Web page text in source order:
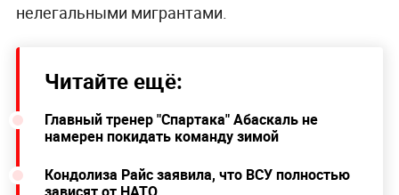
нелегальными мигрантами.
Читайте ещё:
Главный тренер "Спартака" Абаскаль не
намерен покидать команду зимой
Кондолиза Райс заявила, что ВСУ полностью